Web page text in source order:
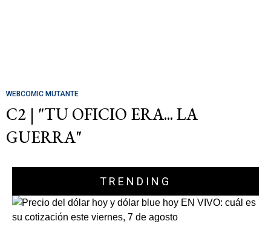
WEBCOMIC MUTANTE
C2 | "TU OFICIO ERA... LA
GUERRA"
TRENDING